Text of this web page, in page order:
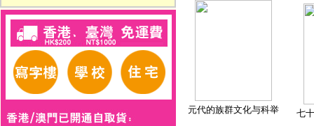
元代的族群文化与科举 七